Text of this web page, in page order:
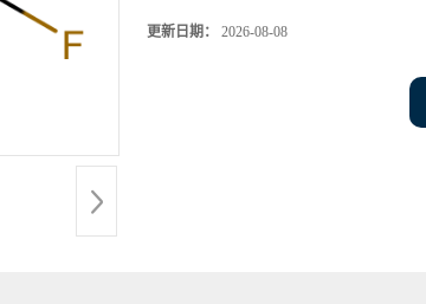
更新日期： 2026-08-08